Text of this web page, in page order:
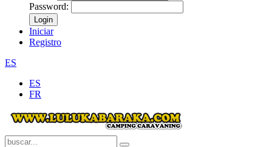
Password:
Login
Iniciar
Registro
ES
ES
FR